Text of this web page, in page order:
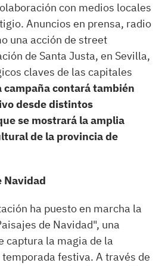
con medios locales
Anuncios en prensa, radio
una acción de street
de Santa Justa, en Sevilla,
claves de las capitales
campaña contará también
desde distintos
se mostrará la amplia
de la provincia de
Navidad
ha puesto en marcha la
de Navidad", una
captura la magia de la
festiva. A través de